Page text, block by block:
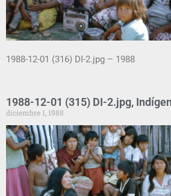
1988-12-01 (316) DI-2.jpg – 1988
1988-12-01 (315) DI-2.jpg,
diciembre 1, 1988